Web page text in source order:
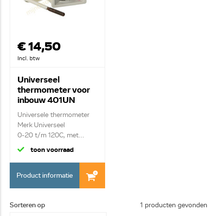
€ 14,50
Incl. btw
Universeel
thermometer voor
inbouw 401UN
Universele thermometer
Merk Universeel
0-20 t/m 120C, met...
toon voorraad
Product informatie
Sorteren op 1 producten gevonden